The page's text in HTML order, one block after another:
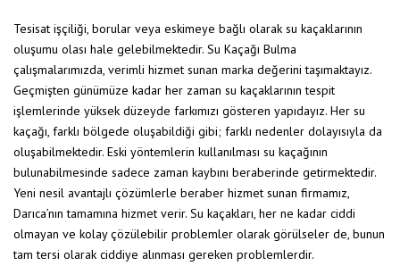
Tesisat işçiliği, borular veya eskimeye bağlı olarak su kaçaklarının
oluşumu olası hale gelebilmektedir. Su Kaçağı Bulma
çalışmalarımızda, verimli hizmet sunan marka değerini taşımaktayız.
Geçmişten günümüze kadar her zaman su kaçaklarının tespit
işlemlerinde yüksek düzeyde farkımızı gösteren yapıdayız. Her su
kaçağı, farklı bölgede oluşabildiği gibi; farklı nedenler dolayısıyla da
oluşabilmektedir. Eski yöntemlerin kullanılması su kaçağının
bulunabilmesinde sadece zaman kaybını beraberinde getirmektedir.
Yeni nesil avantajlı çözümlerle beraber hizmet sunan firmamız,
Darıca’nın tamamına hizmet verir. Su kaçakları, her ne kadar ciddi
olmayan ve kolay çözülebilir problemler olarak görülseler de, bunun
tam tersi olarak ciddiye alınması gereken problemlerdir.